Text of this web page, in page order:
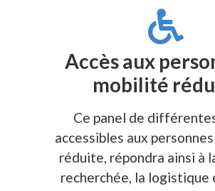
Accès aux
mobilité
Ce panel de
accessibles aux
réduite, répondra ainsi à
recherchée, la logistique